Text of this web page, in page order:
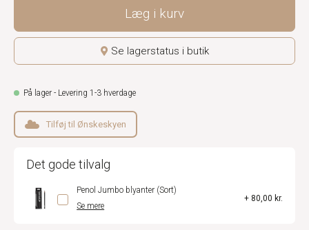
Læg i kurv
Se lagerstatus i butik
På lager - Levering 1-3 hverdage
Tilføj til Ønskeskyen
Det gode tilvalg
Penol Jumbo blyanter (Sort)
Se mere
+ 80,00 kr.